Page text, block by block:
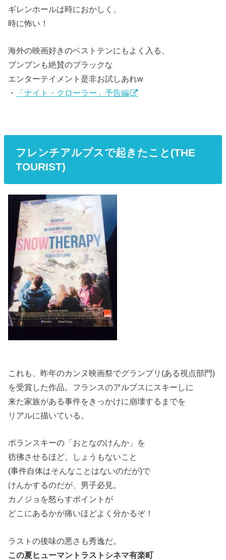
ギレンホールは時におかしく、
時に怖い！
海外の映画好きのベストテンにもよく入る、
ブンブンも絶賛のブラックな
エンターテイメント是非お試しあれw
・
「ナイト・クローラー」予告編
フレンチアルプスで起きたこと(THE
TOURIST)
これも、昨年のカンヌ映画祭でグランプリ(ある視点部門)
を受賞した作品。フランスのアルプスにスキーしに
来た家族がある事件をきっかけに崩壊するまでを
リアルに描いている。
ポランスキーの「おとなのけんか」を
彷彿させるほど、しょうもないこと
(事件自体はそんなことはないのだが)で
けんかするのだが、男子必見。
カノジョを怒らすポイントが
どこにあるかが痛いほどよく分かるぞ！
ラストの後味の悪さも秀逸だ。
この夏ヒューマントラストシネマ有楽町